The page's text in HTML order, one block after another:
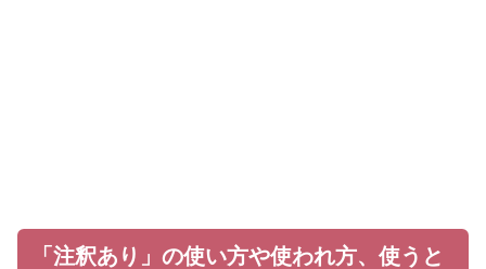
「注釈あり」の使い方や使われ方、使うと